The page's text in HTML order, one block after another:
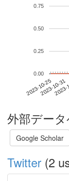
2023-10-252023-10-31
0.00
0.25
0.50
0.75
外部デー
Google Scholar
Twitter (2